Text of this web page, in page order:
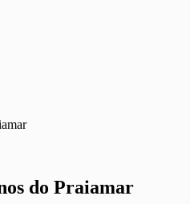
do Praiamar